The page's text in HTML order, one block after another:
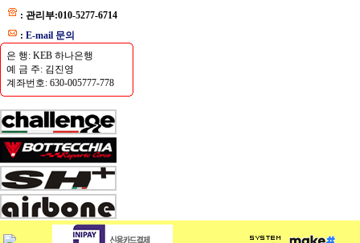
: 관리부:010-5277-6714
: E-mail 문의
은 행: KEB 하나은행
예 금 주: 김진영
계좌번호: 630-005777-778